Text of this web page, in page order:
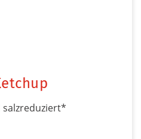
salzreduziert*